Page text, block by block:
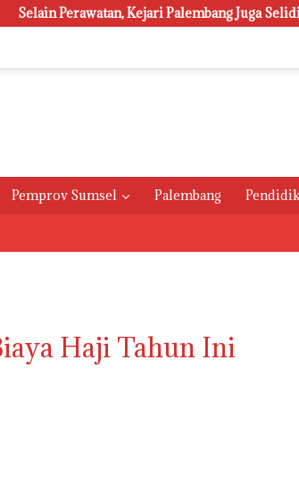
Kejari Palembang Juga Selidiki
Pemprov Sumsel Palembang
Haji Tahun Ini